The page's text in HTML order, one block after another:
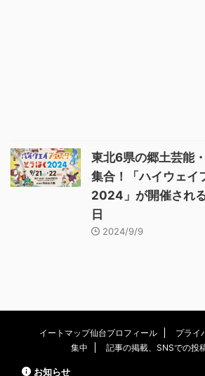
東北6県の郷土芸能
集合！「ハイウェイ
2024」が開催され
日
2024/9/9
イートマップ仙台プロフィール プライ
集中
記事の掲載、SNSでの投
お知らせ